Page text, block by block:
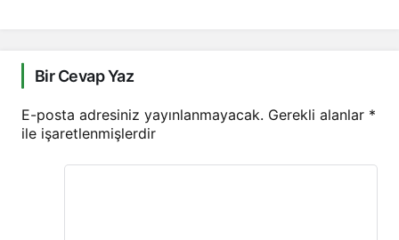
Bir Cevap Yaz
E-posta adresiniz yayınlanmayacak. Gerekli alanlar *
ile işaretlenmişlerdir